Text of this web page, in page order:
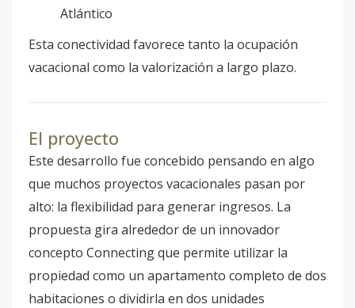
Atlántico
Esta conectividad favorece tanto la ocupación
vacacional como la valorización a largo plazo.
El proyecto
Este desarrollo fue concebido pensando en algo
que muchos proyectos vacacionales pasan por
alto: la flexibilidad para generar ingresos. La
propuesta gira alrededor de un innovador
concepto Connecting que permite utilizar la
propiedad como un apartamento completo de dos
habitaciones o dividirla en dos unidades